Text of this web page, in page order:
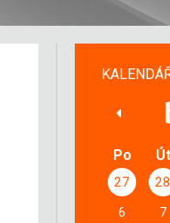
Po Út
27 28
6
7